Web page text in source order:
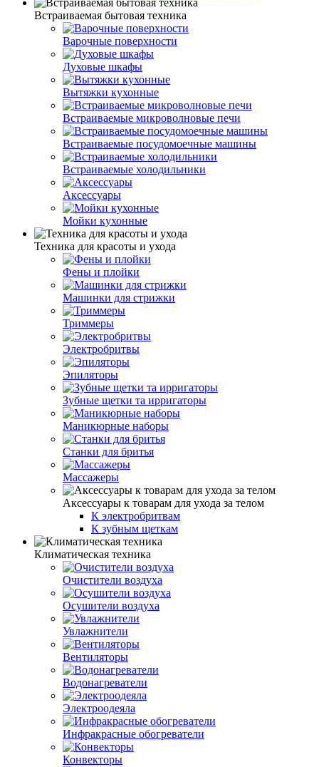
Встраиваемая бытовая техника
Варочные поверхности
Духовые шкафы
Вытяжки кухонные
Встраиваемые микроволновые печи
Встраиваемые посудомоечные машины
Встраиваемые холодильники
Аксессуары
Мойки кухонные
Техника для красоты и ухода
Фены и плойки
Машинки для стрижки
Триммеры
Электробритвы
Эпиляторы
Зубные щетки та ирригаторы
Маникюрные наборы
Станки для бритья
Массажеры
Аксессуары к товарам для ухода за телом
К электробритвам
К зубным щеткам
Климатическая техника
Очистители воздуха
Осушители воздуха
Увлажнители
Вентиляторы
Водонагреватели
Электроодеяла
Инфракрасные обогреватели
Конвекторы